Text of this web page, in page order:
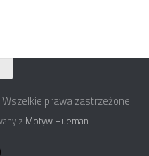
prawa zastrzeżone
z Motyw Hueman